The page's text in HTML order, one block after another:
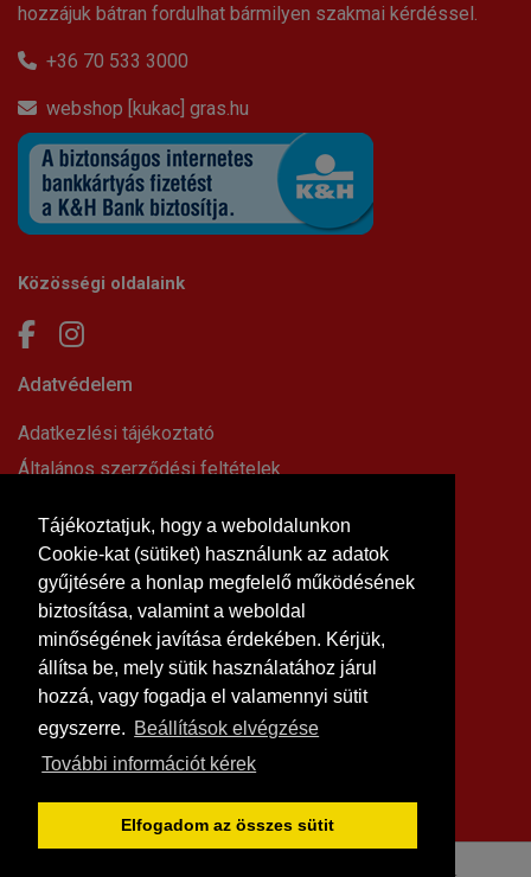
Tájékoztatjuk, hogy a weboldalunkon
Cookie-kat (sütiket) használunk az adatok
gyűjtésére a honlap megfelelő működésének
biztosítása, valamint a weboldal
minőségének javítása érdekében. Kérjük,
állítsa be, mely sütik használatához járul
hozzá, vagy fogadja el valamennyi sütit
egyszerre. Beállítások elvégzése
További információt kérek
Elfogadom az összes sütit
hozzájuk bátran fordulhat bármilyen szakmai kérdéssel.
+36 70 533 3000
webshop [kukac] gras.hu
Közösségi oldalaink
Adatvédelem
Adatkezlési tájékoztató
Általános szerződési feltételek
Impresszum
Süti beállítások
Információk
Hírek, cikkek
Kapcsolat
Letölthető dokumentumok
Rólunk
Vásárlási feltételek